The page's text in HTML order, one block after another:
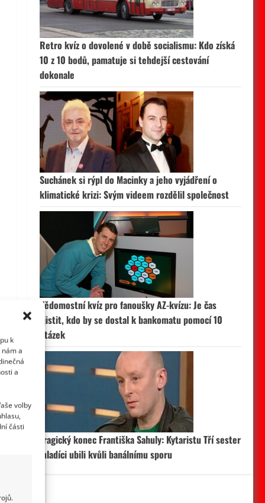
k
a
a
volby
části
Retro kvíz o dovolené v době socialismu: Kdo získá
10 z 10 bodů, pamatuje si tehdejší cestování
dokonale
Suchánek si rýpl do Macinky a jeho vyjádření o
klimatické krizi: Svým videem rozdělil společnost
Vědomostní kvíz pro fanoušky AZ-kvízu: Je čas
zjistit, kdo by se dostal k bankomatu pomocí 10
otázek
Tragický konec Františka Sahuly: Kytaristu Tří sester
mladíci ubili kvůli banálnímu sporu